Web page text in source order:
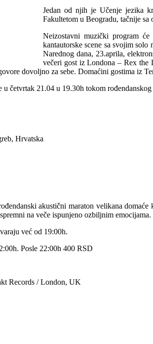
Jedan od njih je Učenje jezika
Fakultetom u Beogradu, tačnije
Neizostavni muzički program
kantautorske scene sa svojim
Narednog dana, 23.aprila,
večeri gost iz Londona – Rex the
dovoljno za sebe. Domaćini gostima iz
četvrtak 21.04 u 19.30h tokom
Hrvatska
akustični maraton velikana
na veče ispunjeno ozbiljnim emocijama.
već od 19:00h.
Posle 22:00h 400 RSD
Records / London, UK